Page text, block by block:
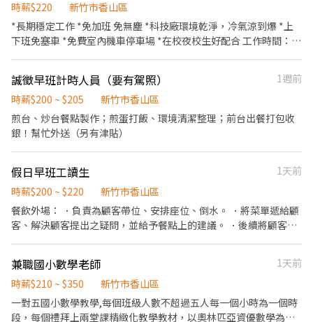
時薪$220
新竹市香山區
*長期穩定工作 *免加班 免無塵 *科技廠環境乾淨，冷氣涼到爆 *上
下班免塞車 *免費室內機車停車場 *在校夜校生好配合 工作時間：9-
誠徵早班計時人員（要有駕照）
1週前
時薪$200 ~ $205
新竹市香山區
煎台、炒台餐點製作；煎蛋打飯、環境清潔整理；前台出餐打包收
銀！幫忙外送（另有津貼）
假日早班工讀生
1天前
時薪$200 ~ $220
新竹市香山區
餐飲外場： ．負責為顧客帶位、安排座位、倒水。 ．將菜單遞給顧
客、解決顧客提出之疑問，並給予餐點上的建議。 ．後續將顧客點
負責結帳、收銀等工作。 餐飲內場： ．擔任廚師的助手，處理烹飪
前與烹飪中之準備工作與其他餐廳相關事務。 ．負責洗、剝、削、
切各種食材。 ．負責清理工作環境、設備和餐具。 ．準備不同餐點
所需要的食材。 ．協助測量食材的容量與重量。 ．負責擺盤、打包
兼職國小數學老師
1天前
時薪$210 ~ $350
新竹市香山區
一對五國小數學教學,每個班級人數不超過五人每一個小時為一個時
段，每個禮拜上兩堂課精緻化教學教材，以奧林匹亞資優數學為